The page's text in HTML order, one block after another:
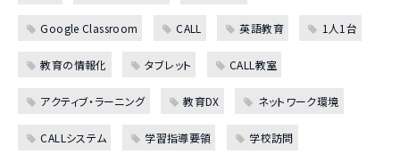
Google Classroom CALL 英語教育 1人1台
教育の情報化 タブレット CALL教室
アクティブ・ラーニング 教育DX ネットワーク環境
CALLシステム 学習指導要領 学校訪問